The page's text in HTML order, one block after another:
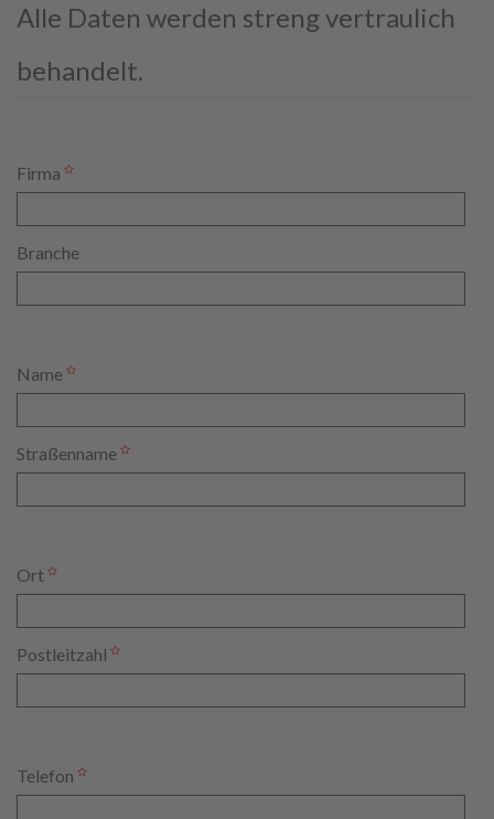
Alle Daten werden streng vertraulich
behandelt.
Firma
Branche
Name
Straßenname
Ort
Postleitzahl
Telefon